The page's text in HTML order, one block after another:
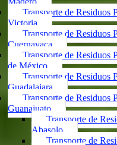
Transporte de Residuos
Victoria
Transporte de Residuos
Cuernavaca
Transporte de Residuos
de México
Transporte de Residuos
Guadalajara
Transporte de Residuos
Guanajuato
Transporte de
Abasolo
Transporte de